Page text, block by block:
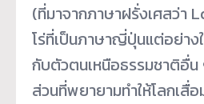
(ที่มาจากภาษาฝรั่งเศสว่า
โร่ที่เป็นภาษาญี่ปุ่นแต่อย่า
กับตัวตนเหนือธรรมชาติอื่
ส่วนที่พยายามทำให้โลกเสื่